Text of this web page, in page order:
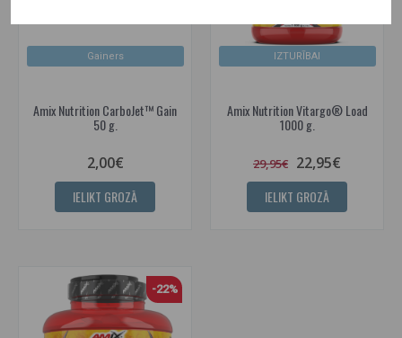
Gainers
Amix Nutrition CarboJet™ Gain
50 g.
2,00€
IELIKT GROZĀ
IZTURĪBAI
Amix Nutrition Vitargo® Load
1000 g.
29,95€ 22,95€
IELIKT GROZĀ
-22%